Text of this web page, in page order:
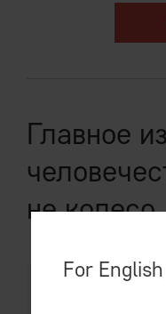
Главное
не колесо
For